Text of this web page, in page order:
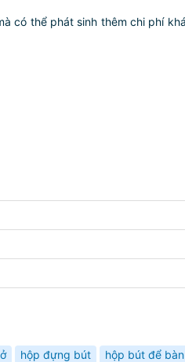
có thể phát sinh thêm chi phí
hộp đựng bút
hộp bút để bàn